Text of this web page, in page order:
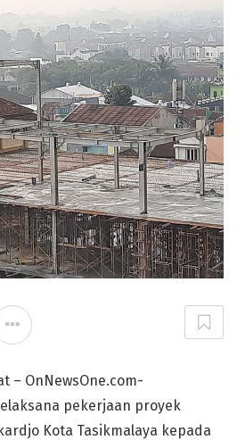
– OnNewsOne.com-
pekerjaan proyek
Kota Tasikmalaya kepada